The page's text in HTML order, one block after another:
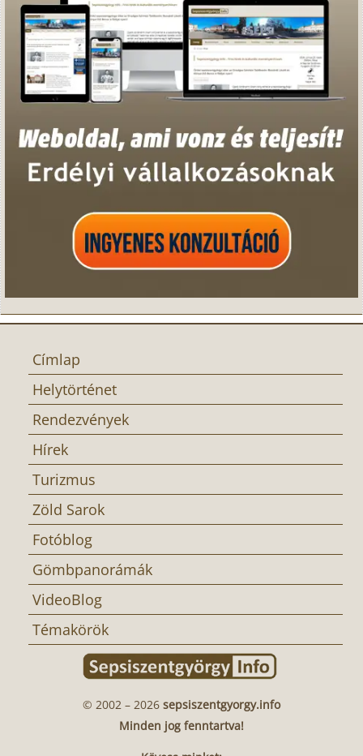
Címlap
Helytörténet
Rendezvények
Hírek
Turizmus
Zöld Sarok
Fotóblog
Gömbpanorámák
VideoBlog
Témakörök
© 2002 – 2026 sepsiszentgyorgy.info
Minden jog fenntartva!